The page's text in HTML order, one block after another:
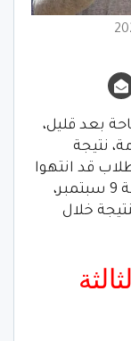
المرحلة الثالثة 2022 متاحة بعد قليل،
نتيجة
2022، وكان الطلاب قد انتهوا
من تسجيل الرغبات أول أمس الجمعة 9 سبتمبر،
خلال